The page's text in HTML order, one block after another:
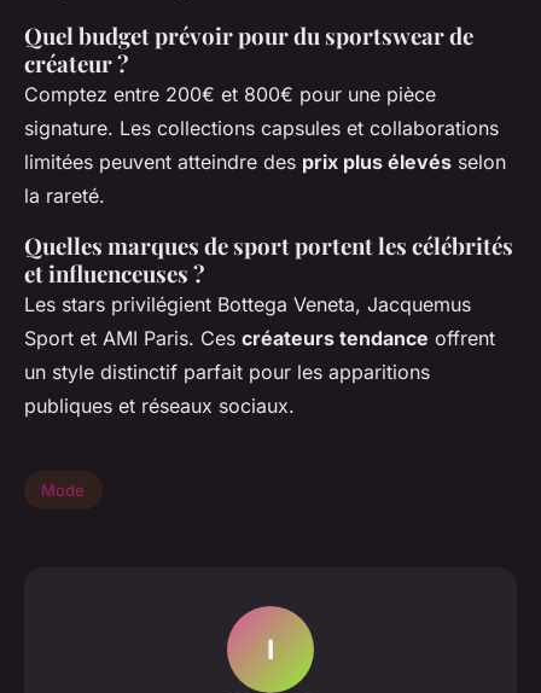
Quel budget prévoir pour du sportswear de
créateur ?
Comptez entre 200€ et 800€ pour une pièce
signature. Les collections capsules et collaborations
limitées peuvent atteindre des prix plus élevés selon
la rareté.
Quelles marques de sport portent les célébrités
et influenceuses ?
Les stars privilégient Bottega Veneta, Jacquemus
Sport et AMI Paris. Ces créateurs tendance offrent
un style distinctif parfait pour les apparitions
publiques et réseaux sociaux.
Mode
I